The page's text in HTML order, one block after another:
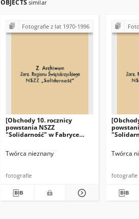
OBJECTS similar
Fotografie z lat 1970-1996
[Obchody 10. rocznicy
powstania NSZZ
"Solidarność" w Fabryce
Twórca nieznany
fotografie
Twórca
fotografie